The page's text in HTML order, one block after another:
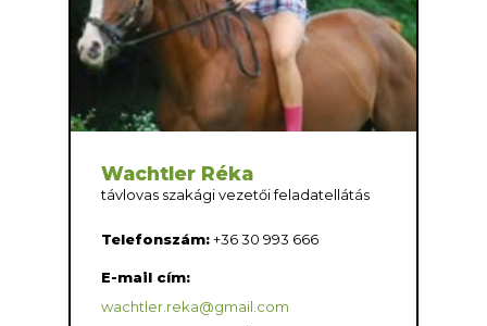
Wachtler Réka
távlovas szakági vezetői feladatellátás
Telefonszám: +36 30 993 666
E-mail cím:
wachtler.reka@gmail.com